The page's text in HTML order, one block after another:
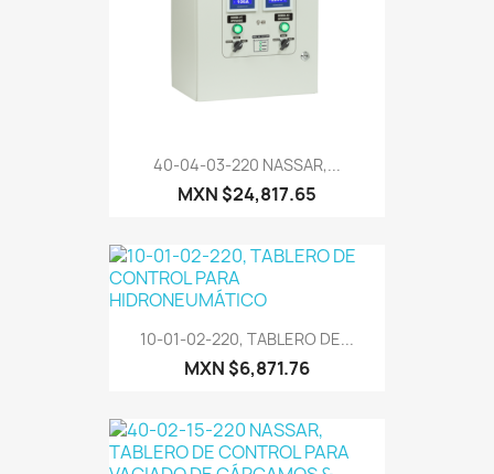
40-04-03-220 NASSAR,...
MXN $24,817.65
10-01-02-220, TABLERO DE...
MXN $6,871.76